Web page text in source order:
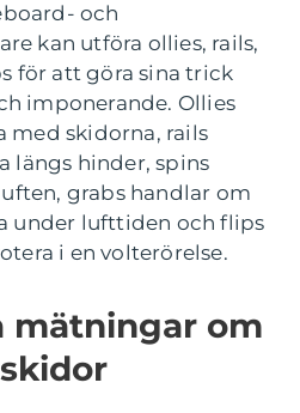
och
kan utföra ollies, rails,
för att göra sina trick
imponerande. Ollies
med skidorna, rails
längs hinder, spins
grabs handlar om
under lufttiden och flips
i en volterörelse.
mätningar om